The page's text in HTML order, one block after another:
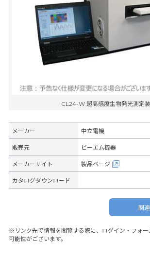
CL24-W 超高感度生物発光測定
メーカー 中立電機
販売元 ビーエム機器
メーカーサイト 製品ページ
カタログダウンロード
関
※リンク先で情報を閲覧する際に、ログイン・フォー
可能性がございます。